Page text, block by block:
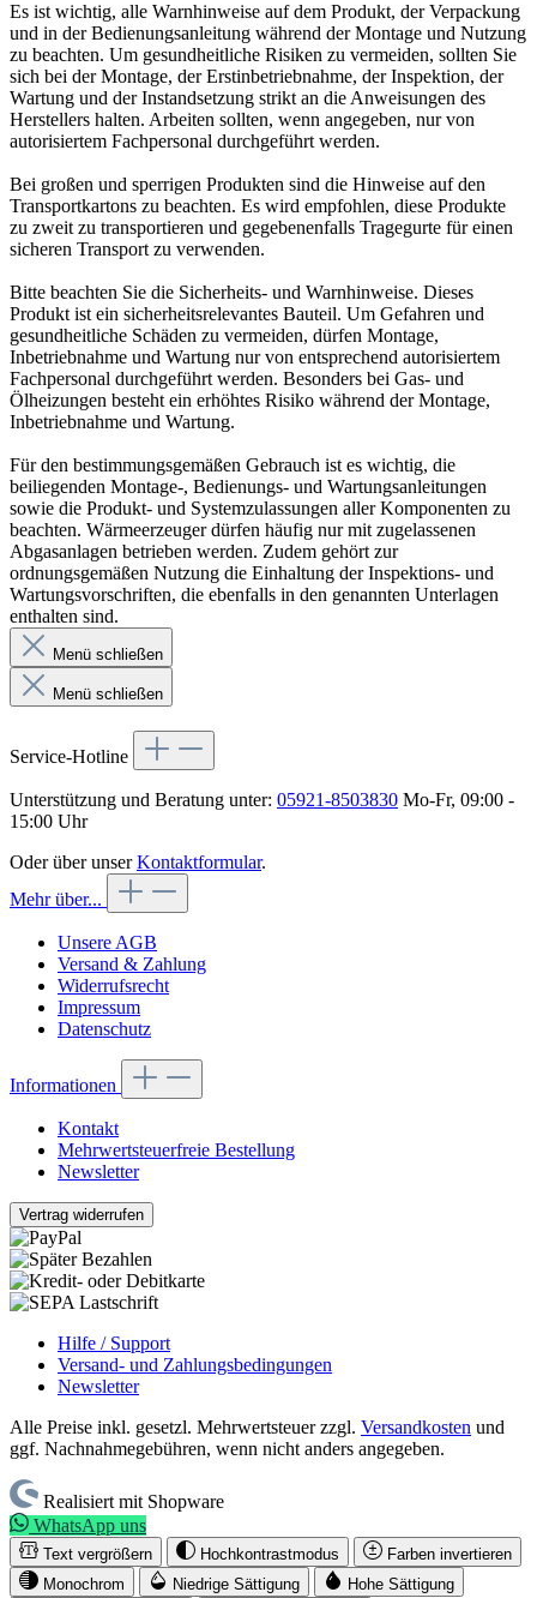
Es ist wichtig, alle Warnhinweise auf dem Produkt, der Verpackung
und in der Bedienungsanleitung während der Montage und Nutzung
zu beachten. Um gesundheitliche Risiken zu vermeiden, sollten Sie
sich bei der Montage, der Erstinbetriebnahme, der Inspektion, der
Wartung und der Instandsetzung strikt an die Anweisungen des
Herstellers halten. Arbeiten sollten, wenn angegeben, nur von
autorisiertem Fachpersonal durchgeführt werden.
Bei großen und sperrigen Produkten sind die Hinweise auf den
Transportkartons zu beachten. Es wird empfohlen, diese Produkte
zu zweit zu transportieren und gegebenenfalls Tragegurte für einen
sicheren Transport zu verwenden.
Bitte beachten Sie die Sicherheits- und Warnhinweise. Dieses
Produkt ist ein sicherheitsrelevantes Bauteil. Um Gefahren und
gesundheitliche Schäden zu vermeiden, dürfen Montage,
Inbetriebnahme und Wartung nur von entsprechend autorisiertem
Fachpersonal durchgeführt werden. Besonders bei Gas- und
Ölheizungen besteht ein erhöhtes Risiko während der Montage,
Inbetriebnahme und Wartung.
Für den bestimmungsgemäßen Gebrauch ist es wichtig, die
beiliegenden Montage-, Bedienungs- und Wartungsanleitungen
sowie die Produkt- und Systemzulassungen aller Komponenten zu
beachten. Wärmeerzeuger dürfen häufig nur mit zugelassenen
Abgasanlagen betrieben werden. Zudem gehört zur
ordnungsgemäßen Nutzung die Einhaltung der Inspektions- und
Wartungsvorschriften, die ebenfalls in den genannten Unterlagen
enthalten sind.
Menü schließen
Menü schließen
Service-Hotline
Unterstützung und Beratung unter: 05921-8503830 Mo-Fr, 09:00 -
15:00 Uhr
Oder über unserKontaktformular.
Mehr über...
Unsere AGB
Versand & Zahlung
Widerrufsrecht
Impressum
Datenschutz
Informationen
Kontakt
Mehrwertsteuerfreie Bestellung
Newsletter
Vertrag widerrufen
Hilfe / Support
Versand- und Zahlungsbedingungen
Newsletter
Alle Preise inkl. gesetzl. Mehrwertsteuer zzgl. Versandkosten und
ggf. Nachnahmegebühren, wenn nicht anders angegeben.
Realisiert mit Shopware
WhatsApp uns
Text vergrößern Hochkontrastmodus
Farben invertieren
Monochrom
Niedrige Sättigung Hohe Sättigung